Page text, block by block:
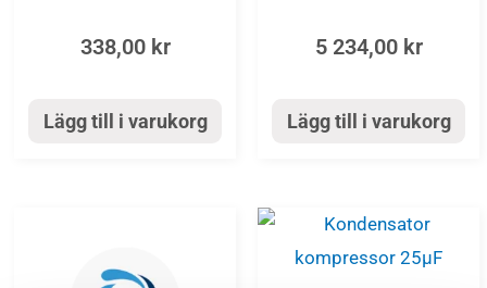
338,00 kr
Lägg till i varukorg
5 234,00 kr
Lägg till i varukorg